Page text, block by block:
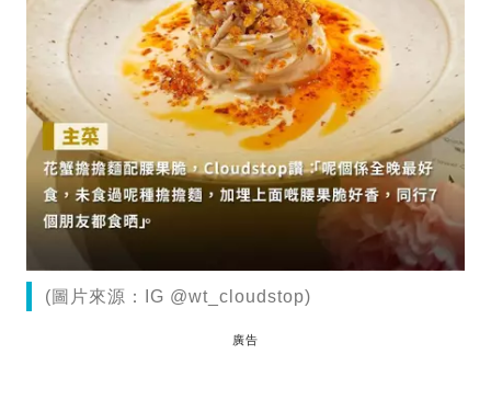
(圖片來源：IG @wt_cloudstop)
廣告